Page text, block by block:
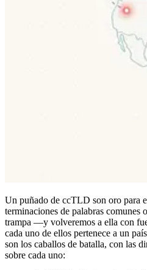
Un puñado de ccTLD son oro para
terminaciones de palabras comunes
trampa —y volveremos a ella con
cada uno de ellos pertenece a un
son los caballos de batalla, con las
sobre cada uno: